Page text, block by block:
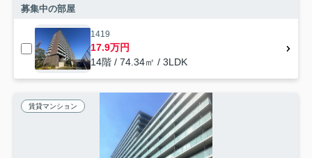
募集中の部屋
1419
17.9万円
14階 / 74.34㎡ / 3LDK
賃貸マンション